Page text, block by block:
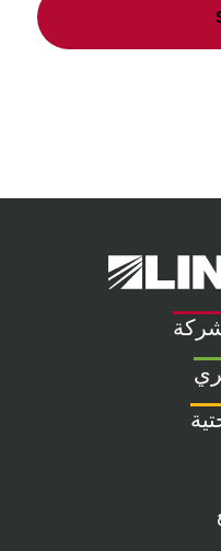
Lindsay.
Link
homepage